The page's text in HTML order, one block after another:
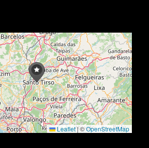
Leaflet|©OpenStreetMap